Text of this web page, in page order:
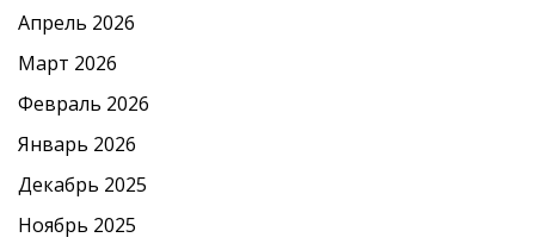
Апрель 2026
Март 2026
Февраль 2026
Январь 2026
Декабрь 2025
Ноябрь 2025